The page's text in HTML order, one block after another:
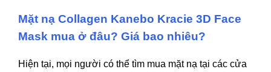
Mặt nạ Collagen Kanebo Kracie 3D Face
Mask mua ở đâu? Giá bao nhiêu?
Hiện tại, mọi người có thể tìm mua mặt nạ tại các cửa